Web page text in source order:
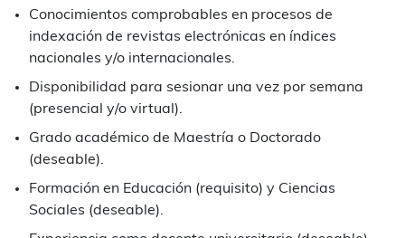
Conocimientos comprobables en procesos de
indexación de revistas electrónicas en índices
nacionales y/o internacionales.
Disponibilidad para sesionar una vez por semana
(presencial y/o virtual).
Grado académico de Maestría o Doctorado
(deseable).
Formación en Educación (requisito) y Ciencias
Sociales (deseable).